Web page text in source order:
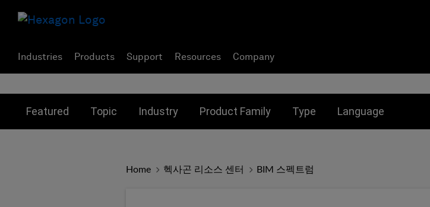
Industries Products Support Resources Company
Featured Toggle submenu for:
Topic Toggle submenu for:
Industry Toggle submenu for:
Product Family Toggle submenu for:
Type Toggle submenu for:
Language
Home 헥사곤 리소스 센터 BIM 스펙트럼